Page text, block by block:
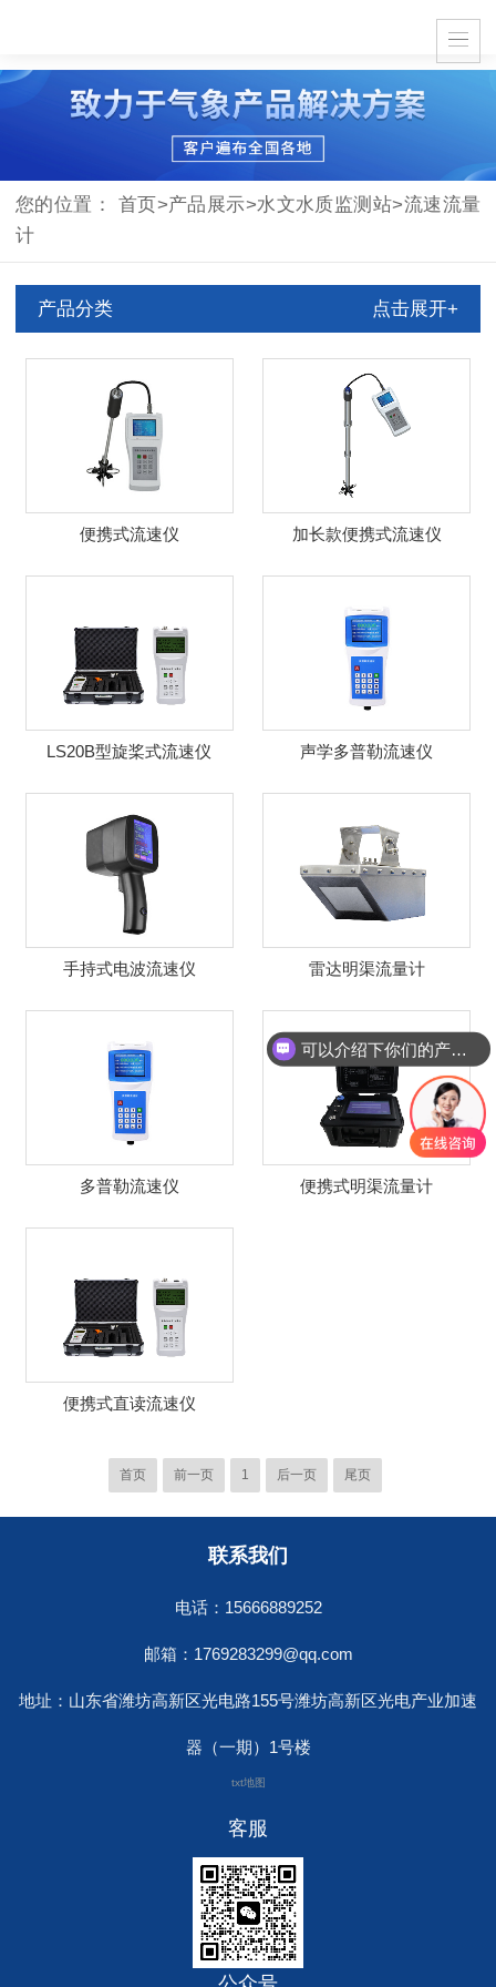
您的位置： 首页 >产品展示>水文水质监测站>流速流量
计
产品分类 点击展开+
便携式流速仪 加长款便携式流速仪
LS20B型旋桨式流速仪 声学多普勒流速仪
手持式电波流速仪 雷达明渠流量计
多普勒流速仪 便携式明渠流量计
便携式直读流速仪
首页 前一页 1 后一页 尾页
联系我们
电话：15666889252
邮箱：1769283299@qq.com
地址：山东省潍坊高新区光电路155号潍坊高新区光电产业加速
器（一期）1号楼
txt地图
客服
可以介绍下你们的产品么？